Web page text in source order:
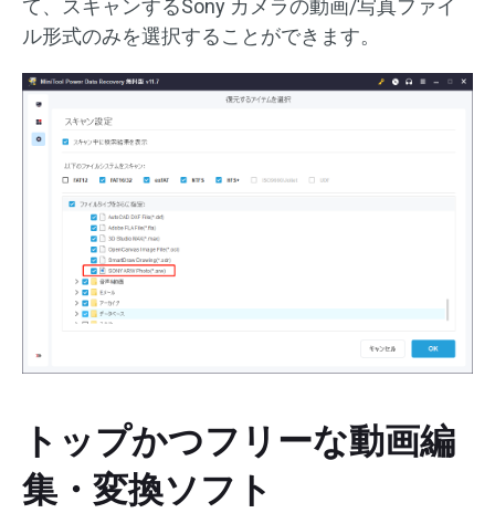
て、スキャンするSony カメラの動画/写真ファイ
ル形式のみを選択することができます。
トップかつフリーな動画編
集・変換ソフト